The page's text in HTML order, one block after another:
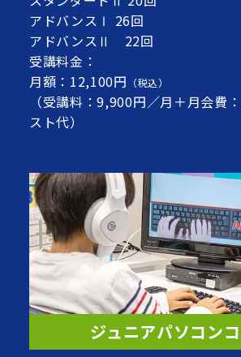
アドバンスⅠ 26回
アドバンスⅡ 22回
受講料金：
月額：12,100円 （税込）
（受講料：9,900円／月＋月会費
スト代）
ジュニアパソコン